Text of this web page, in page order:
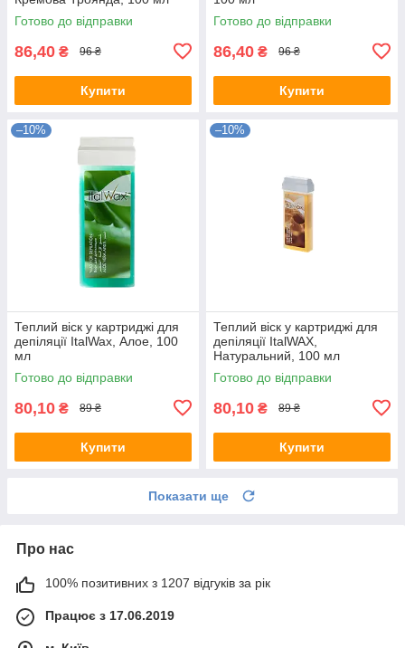
Готово до відправки
86,40 ₴ 96 ₴
Купити
Готово до відправки
86,40 ₴ 96 ₴
Купити
–10%
Теплий віск у картриджі для
депіляції ItalWax, Алое, 100
мл
Готово до відправки
80,10 ₴ 89 ₴
Купити
–10%
Теплий віск у картриджі для
депіляції ІtalWAX,
Натуральний, 100 мл
Готово до відправки
80,10 ₴ 89 ₴
Купити
Показати ще
Про нас
100% позитивних з 1207 відгуків за рік
Працює з 17.06.2019